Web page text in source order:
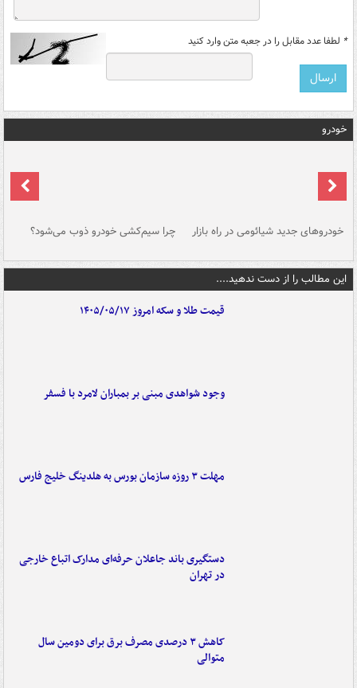
* لطفا عدد مقابل را در جعبه متن وارد کنید
خودرو
خودروهای جدید شیائومی در راه بازار چرا سیم‌کشی خودرو ذوب می‌شود؟
این مطالب را از دست ندهید....
قیمت طلا و سکه امروز ۱۴۰۵/۰۵/۱۷
وجود شواهدی مبنی بر بمباران لامرد با فسفر
مهلت ۳ روزه سازمان بورس به هلدینگ خلیج فارس
دستگیری باند جاعلان حرفه‌ای مدارک اتباع خارجی
در تهران
کاهش ۳ درصدی مصرف برق برای دومین سال
متوالی